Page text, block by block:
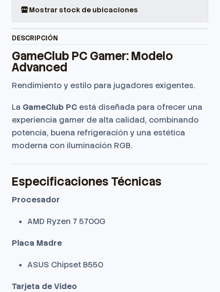
Mostrar stock de ubicaciones
DESCRIPCIÓN
GameClub PC Gamer: Modelo
Advanced
Rendimiento y estilo para jugadores exigentes.
La GameClub PC está diseñada para ofrecer una
experiencia gamer de alta calidad, combinando
potencia, buena refrigeración y una estética
moderna con iluminación RGB.
Especificaciones Técnicas
Procesador
AMD Ryzen 7 5700G
Placa Madre
ASUS Chipset B550
Tarjeta de Video